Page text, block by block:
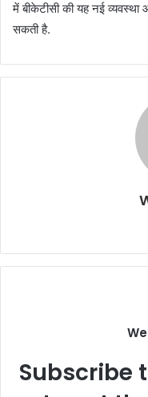
में बीकेटीसी की यह नई व्यवस्था
सकती है.
Subscribe